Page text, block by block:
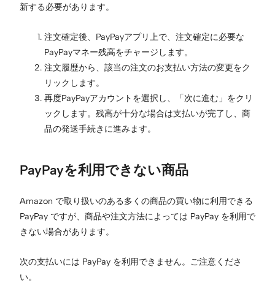
新する必要があります。
注文確定後、PayPayアプリ上で、注文確定に必要な
PayPayマネー残高をチャージします。
注文履歴から、該当の注文のお支払い方法の変更をク
リックします。
再度PayPayアカウントを選択し、「次に進む」をクリ
ックします。残高が十分な場合は支払いが完了し、商
品の発送手続きに進みます。
PayPayを利用できない商品
Amazon で取り扱いのある多くの商品の買い物に利用できる
PayPay ですが、商品や注文方法によっては PayPay を利用で
きない場合があります。
次の支払いには PayPay を利用できません。ご注意くださ
い。